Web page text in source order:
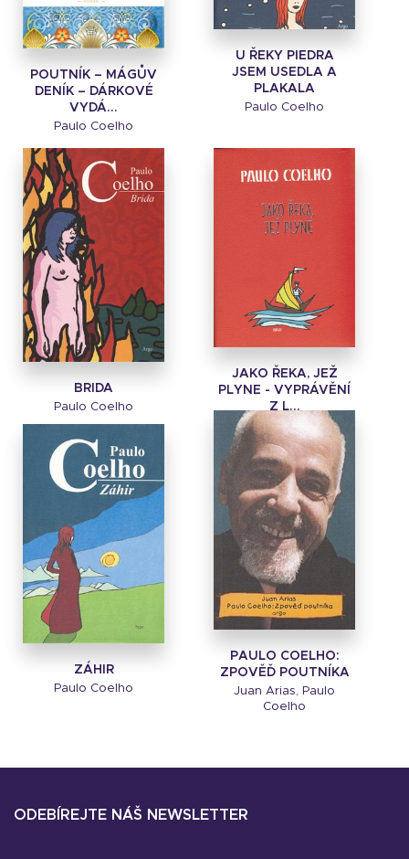
POUTNÍK – MÁGŮV
DENÍK – DÁRKOVÉ
VYDÁ...
Paulo Coelho
U ŘEKY PIEDRA
JSEM USEDLA A
PLAKALA
Paulo Coelho
BRIDA
Paulo Coelho
JAKO ŘEKA, JEŽ
PLYNE - VYPRÁVĚNÍ
Z L...
Paulo Coelho
ZÁHIR
Paulo Coelho
PAULO COELHO:
ZPOVĚĎ POUTNÍKA
Juan Arias, Paulo
Coelho
ODEBÍREJTE NÁŠ NEWSLETTER